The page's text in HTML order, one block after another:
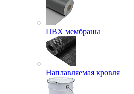
ПВХ мембраны
Наплавляемая кровля